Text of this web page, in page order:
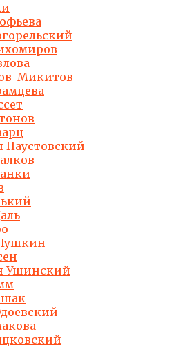
Микитов
Паустовский
Ушинский